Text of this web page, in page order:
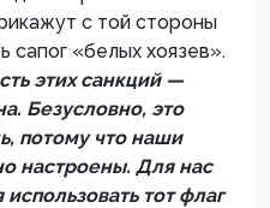
с той стороны
сапог «белых хоязев».
этих санкций —
Безусловно, это
потому что наши
настроены. Для нас
тот флаг